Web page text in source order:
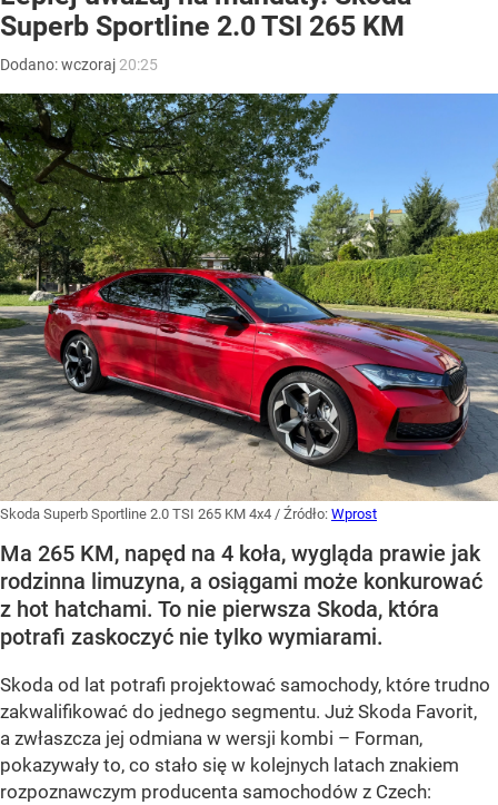
Superb Sportline 2.0 TSI 265 KM
Dodano:wczoraj 20:25
Skoda Superb Sportline 2.0 TSI 265 KM 4x4 / Źródło: Wprost
Ma 265 KM, napęd na 4 koła, wygląda prawie jak
rodzinna limuzyna, a osiągami może konkurować
z hot hatchami. To nie pierwsza Skoda, która
potrafi zaskoczyć nie tylko wymiarami.
Skoda od lat potrafi projektować samochody, które trudno
zakwalifikować do jednego segmentu. Już Skoda Favorit,
a zwłaszcza jej odmiana w wersji kombi – Forman,
pokazywały to, co stało się w kolejnych latach znakiem
rozpoznawczym producenta samochodów z Czech: